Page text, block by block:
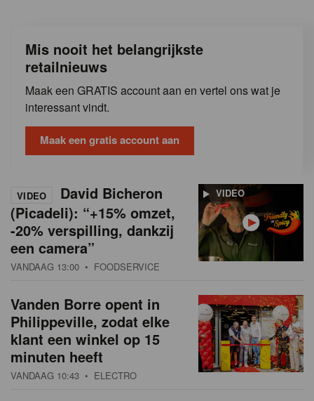
Mis nooit het belangrijkste
retailnieuws
Maak een GRATIS account aan en vertel ons wat je
interessant vindt.
Maak een gratis account aan
VIDEO
VIDEO
David Bicheron
(Picadeli): “+15% omzet,
-20% verspilling, dankzij
een camera”
VANDAAG 13:00 • FOODSERVICE
Vanden Borre opent in
Philippeville, zodat elke
klant een winkel op 15
minuten heeft
VANDAAG 10:43 • ELECTRO